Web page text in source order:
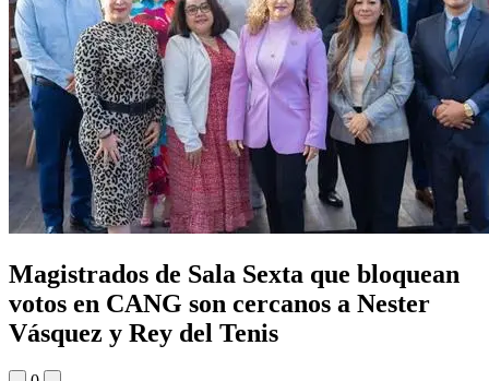
Magistrados de Sala Sexta que bloquean
votos en CANG son cercanos a Nester
Vásquez y Rey del Tenis